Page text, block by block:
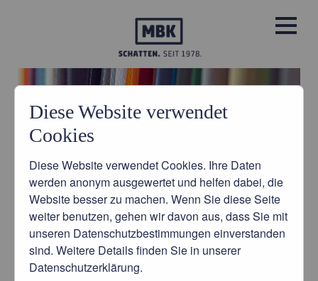
PRODUKTE
LEISTUNGEN
ÜBER UNS
IMPRESSIONEN
HERSTELLER UND PARTNER
IMPRESSIONEN
IMPRESSIONEN
IMPRESSIONEN
IMPRESSIONEN
IMPRESSIONEN
EINDRÜCKE
Diese Website verwendet
Cookies
Diese Website verwendet Cookies. Ihre Daten
werden anonym ausgewertet und helfen dabei, die
Website besser zu machen. Wenn Sie diese Seite
weiter benutzen, gehen wir davon aus, dass Sie mit
unseren Datenschutzbestimmungen einverstanden
sind. Weitere Details finden Sie in unserer
Datenschutzerklärung.